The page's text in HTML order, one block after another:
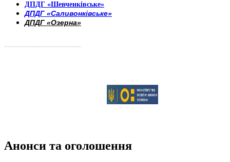
ДПДГ «Шевченківське»
ДПДГ «Саливонківське»
ДПДГ «Озерна»
Анонси та оголошення